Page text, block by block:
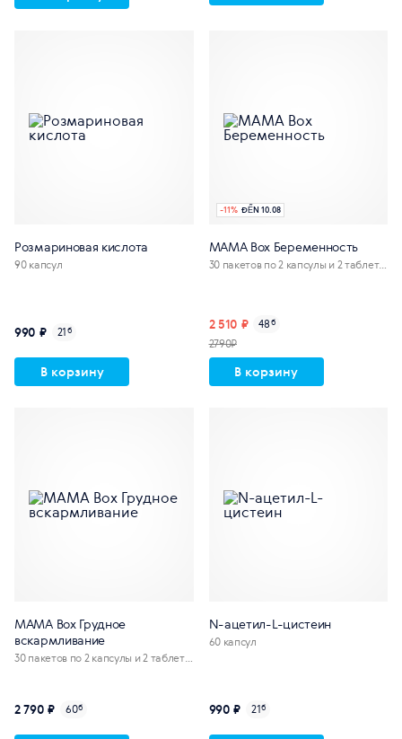
Розмариновая кислота
90 капсул
990 ₽ 21б
В корзину
-11% ĐẾN 10.08
MAMA Box Беременность
30 пакетов по 2 капсулы и 2 таблетк
2 510 ₽ 48б
2790₽
В корзину
MAMA Box Грудное
вскармливание
30 пакетов по 2 капсулы и 2 таблетк
2 790 ₽ 60б
N-ацетил-L-цистеин
60 капсул
990 ₽ 21б